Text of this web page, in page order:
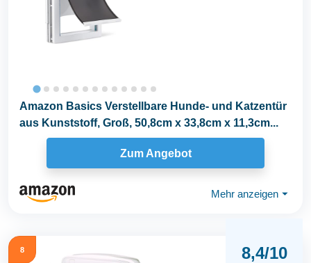
Amazon Basics Verstellbare Hunde- und Katzentür
aus Kunststoff, Groß, 50,8cm x 33,8cm x 11,3cm...
Zum Angebot
Mehr anzeigen ⏷
8 8,4/10